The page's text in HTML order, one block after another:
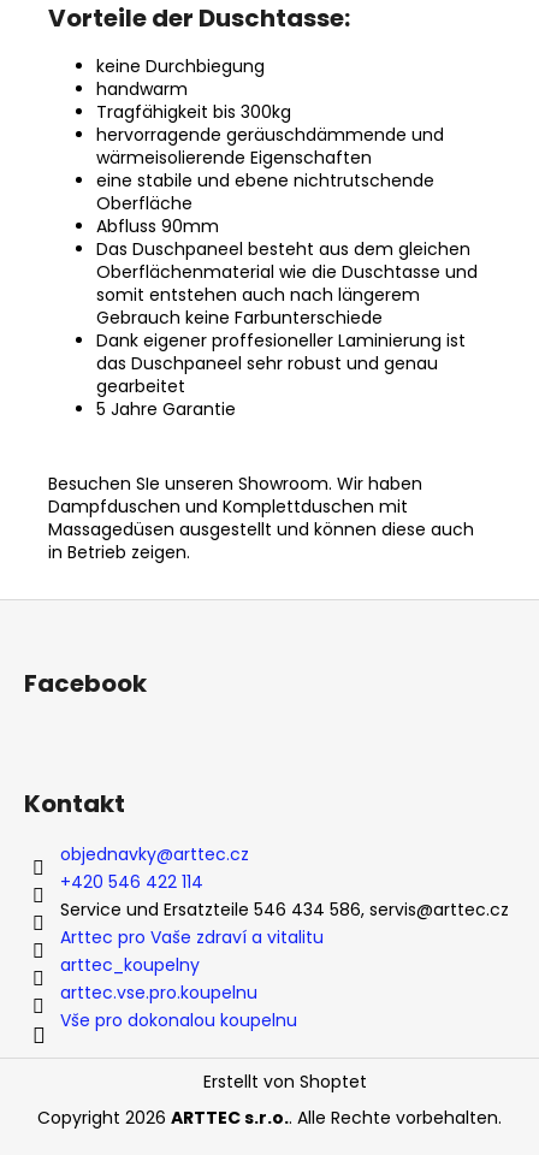
Vorteile der Duschtasse:
keine Durchbiegung
handwarm
Tragfähigkeit bis 300kg
hervorragende geräuschdämmende und
wärmeisolierende Eigenschaften
eine stabile und ebene nichtrutschende
Oberfläche
Abfluss 90mm
Das Duschpaneel besteht aus dem gleichen
Oberflächenmaterial wie die Duschtasse und
somit entstehen auch nach längerem
Gebrauch keine Farbunterschiede
Dank eigener proffesioneller Laminierung ist
das Duschpaneel sehr robust und genau
gearbeitet
5 Jahre Garantie
Besuchen SIe unseren Showroom. Wir haben
Dampfduschen und Komplettduschen mit
Massagedüsen ausgestellt und können diese auch
in Betrieb zeigen.
Facebook
Kontakt
objednavky@arttec.cz
+420 546 422 114
Service und Ersatzteile 546 434 586, servis@arttec.cz
Arttec pro Vaše zdraví a vitalitu
arttec_koupelny
arttec.vse.pro.koupelnu
Vše pro dokonalou koupelnu
Erstellt von Shoptet
Copyright 2026 ARTTEC s.r.o.. Alle Rechte vorbehalten.